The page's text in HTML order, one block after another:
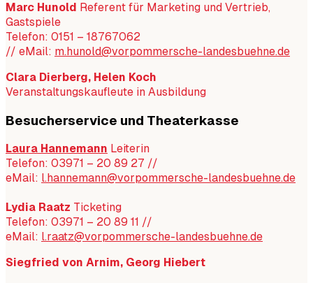
Marc Hunold Referent für Marketing und Vertrieb,
Gastspiele
Telefon: 0151 – 18767062
// eMail: m.hunold@vorpommersche-landesbuehne.de
Clara Dierberg, Helen Koch
Veranstaltungskaufleute in Ausbildung
Besucherservice und Theaterkasse
Laura Hannemann Leiterin
Telefon: 03971 – 20 89 27 //
eMail: l.hannemann@vorpommersche-landesbuehne.de
Lydia Raatz Ticketing
Telefon: 03971 – 20 89 11 //
eMail: l.raatz@vorpommersche-landesbuehne.de
Siegfried von Arnim, Georg Hiebert